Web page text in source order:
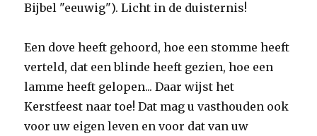
Bijbel "eeuwig"). Licht in de duisternis!
Een dove heeft gehoord, hoe een stomme heeft
verteld, dat een blinde heeft gezien, hoe een
lamme heeft gelopen... Daar wijst het
Kerstfeest naar toe! Dat mag u vasthouden ook
voor uw eigen leven en voor dat van uw